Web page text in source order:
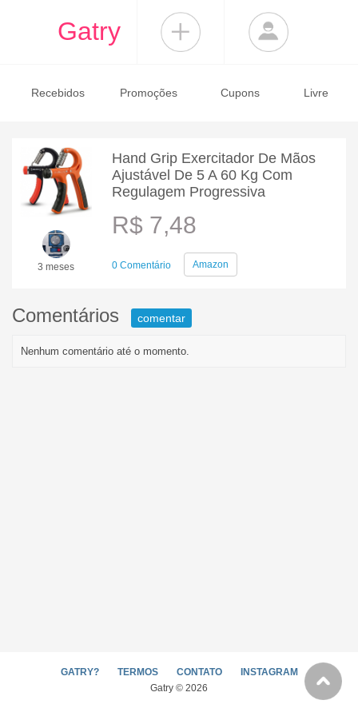
Gatry
Recebidos Promoções Cupons Livre
3 meses
Hand Grip Exercitador De Mãos
Ajustável De 5 A 60 Kg Com
Regulagem Progressiva
R$ 7,48
0 Comentário Amazon
Comentários comentar
Nenhum comentário até o momento.
GATRY? TERMOS CONTATO
INSTAGRAM
Gatry © 2026